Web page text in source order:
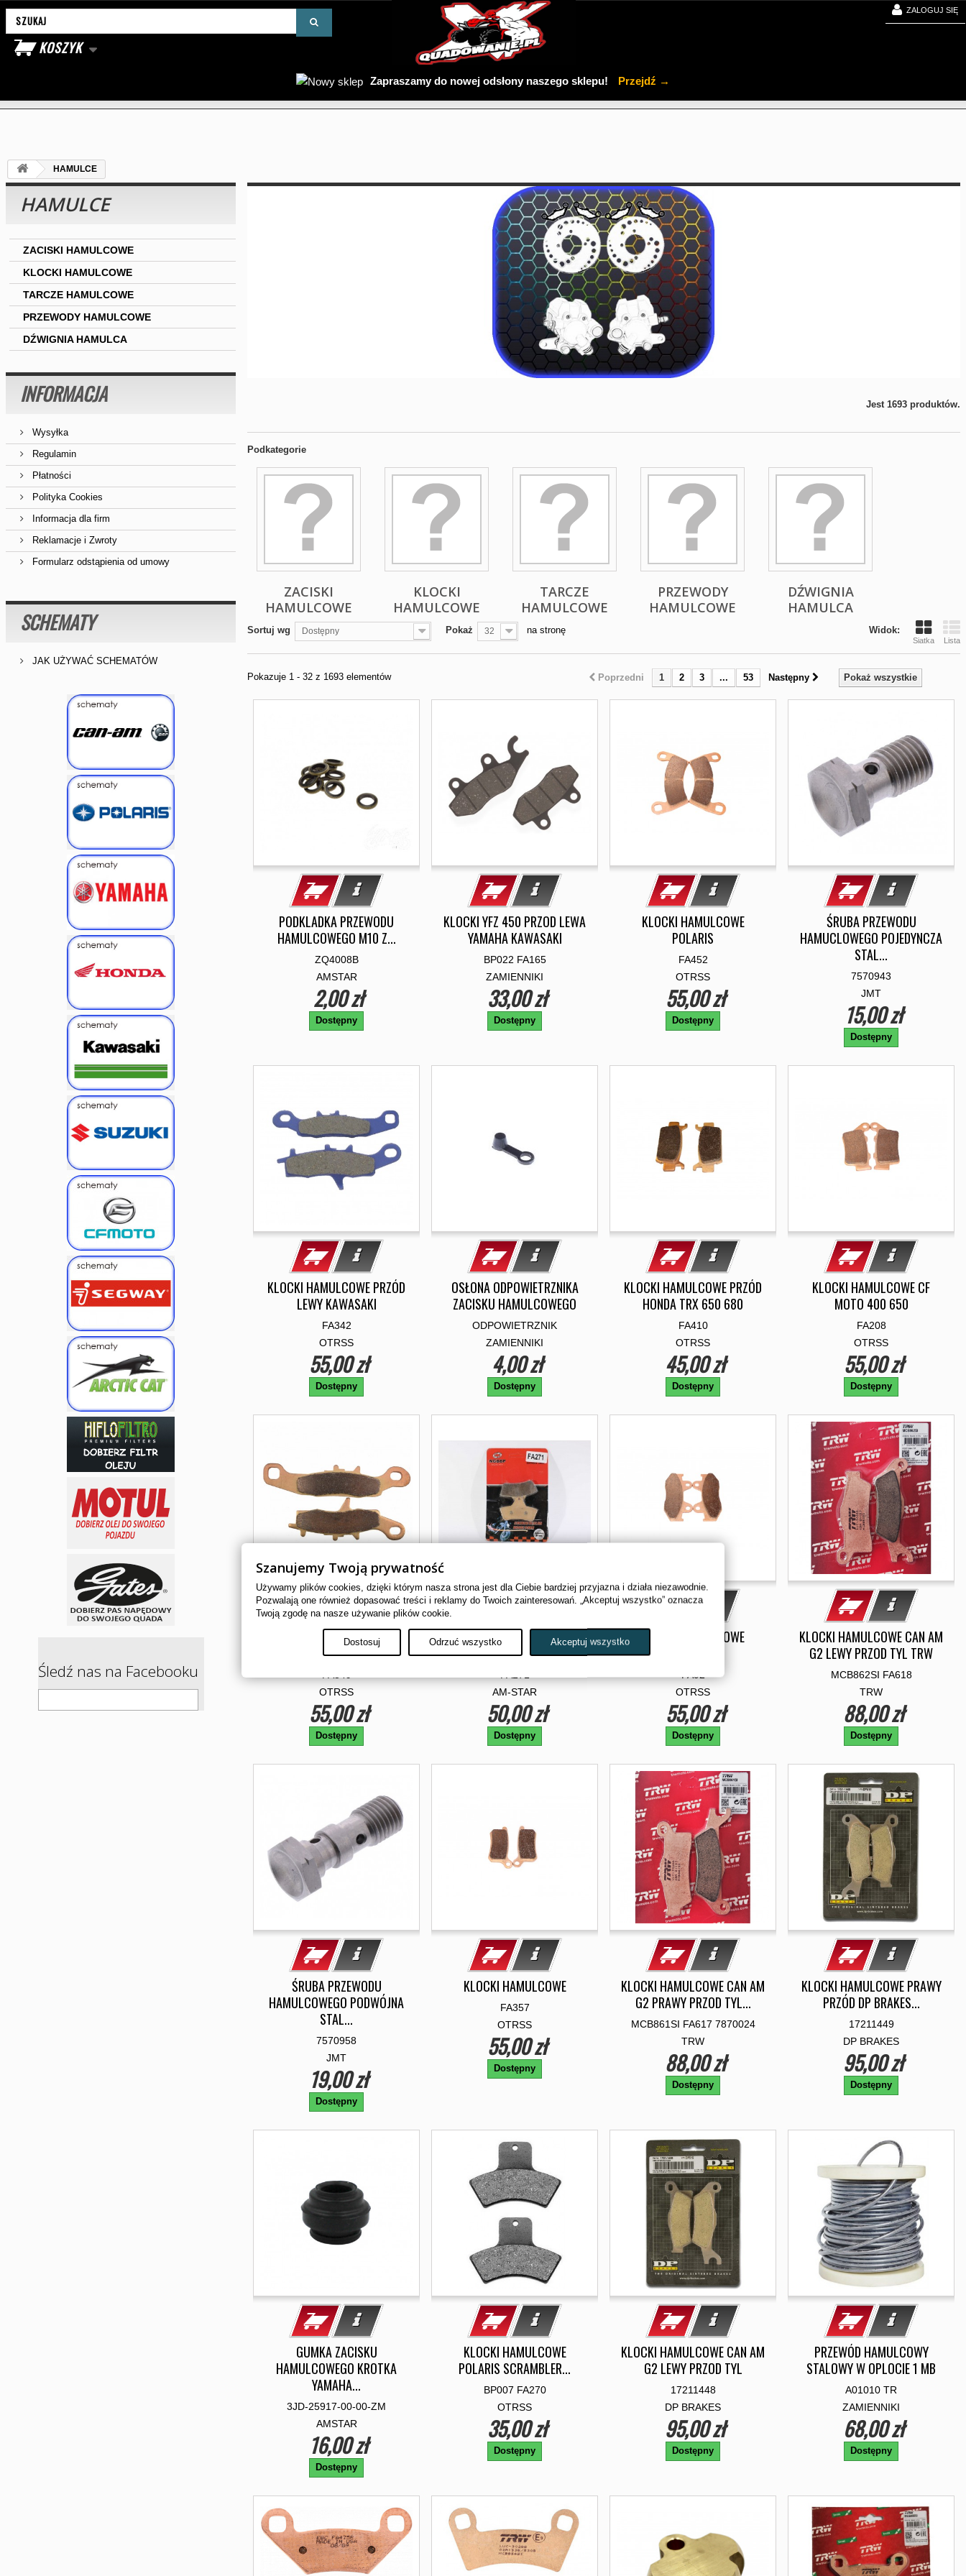
ZALOGUJ SIĘ
Zapraszamy do nowej odsłony naszego sklepu! Przejdź →
KOSZYK
Wyszukaj produkt
HAMULCE
HAMULCE
ZACISKI HAMULCOWE
KLOCKI HAMULCOWE
TARCZE HAMULCOWE
PRZEWODY HAMULCOWE
DŹWIGNIA HAMULCA
INFORMACJA
Wysyłka
Regulamin
Płatności
Polityka Cookies
Informacja dla firm
Reklamacje i Zwroty
Formularz odstąpienia od umowy
SCHEMATY
JAK UŻYWAĆ SCHEMATÓW
Śledź nas na Facebooku
Jest 1693 produktów.
Podkategorie
ZACISKI
HAMULCOWE
KLOCKI
HAMULCOWE
TARCZE
HAMULCOWE
PRZEWODY
HAMULCOWE
DŹWIGNIA
HAMULCA
Widok:
Siatka Lista
Sortuj wg Dostępny Pokaż 32 na stronę
Pokaż wszystkie
Poprzedni 1 2 3 ... 53 Następny
Pokazuje 1 - 32 z 1693 elementów
PODKLADKA PRZEWODU
HAMULCOWEGO M10 Z...
ZQ4008B
AMSTAR
2,00 zł
Dostępny
KLOCKI YFZ 450 PRZOD LEWA
YAMAHA KAWASAKI
BP022 FA165
ZAMIENNIKI
33,00 zł
Dostępny
KLOCKI HAMULCOWE
POLARIS
FA452
OTRSS
55,00 zł
Dostępny
ŚRUBA PRZEWODU
HAMUCLOWEGO POJEDYNCZA
STAL...
7570943
JMT
15,00 zł
Dostępny
KLOCKI HAMULCOWE PRZÓD
LEWY KAWASAKI
FA342
OTRSS
55,00 zł
Dostępny
OSŁONA ODPOWIETRZNIKA
ZACISKU HAMULCOWEGO
ODPOWIETRZNIK
ZAMIENNIKI
4,00 zł
Dostępny
KLOCKI HAMULCOWE PRZÓD
HONDA TRX 650 680
FA410
OTRSS
45,00 zł
Dostępny
KLOCKI HAMULCOWE CF
MOTO 400 650
FA208
OTRSS
55,00 zł
Dostępny
KLOCKI HAMULCOWE PRZÓD
PRAWY KAWASAKI KFX KVF
OTRSS
55,00 zł
Dostępny
KLOCKI HAMULCOWE ARCTIC
CAT
AM-STAR
50,00 zł
Dostępny
KLOCKI HAMULCOWE
FA92
OTRSS
55,00 zł
Dostępny
KLOCKI HAMULCOWE CAN AM
G2 LEWY PRZOD TYL TRW
MCB862SI FA618
TRW
88,00 zł
Dostępny
ŚRUBA PRZEWODU
HAMULCOWEGO PODWÓJNA
STAL...
7570958
JMT
19,00 zł
Dostępny
KLOCKI HAMULCOWE
FA357
OTRSS
55,00 zł
Dostępny
KLOCKI HAMULCOWE CAN AM
G2 PRAWY PRZOD TYL...
MCB861SI FA617 7870024
TRW
88,00 zł
Dostępny
KLOCKI HAMULCOWE PRAWY
PRZÓD DP BRAKES...
17211449
DP BRAKES
95,00 zł
Dostępny
GUMKA ZACISKU
HAMULCOWEGO KROTKA
YAMAHA...
3JD-25917-00-00-ZM
AMSTAR
16,00 zł
Dostępny
KLOCKI HAMULCOWE
POLARIS SCRAMBLER...
BP007 FA270
OTRSS
35,00 zł
Dostępny
KLOCKI HAMULCOWE CAN AM
G2 LEWY PRZOD TYL
17211448
DP BRAKES
95,00 zł
Dostępny
PRZEWÓD HAMULCOWY
STALOWY W OPLOCIE 1 MB
A01010 TR
ZAMIENNIKI
68,00 zł
Dostępny
Szanujemy Twoją prywatność
Używamy plików cookies, dzięki którym nasza strona jest dla Ciebie bardziej przyjazna i działa niezawodnie.
Pozwalają one również dopasować treści i reklamy do Twoich zainteresowań. „Akceptuj wszystko” oznacza
Twoją zgodę na nasze używanie plików cookie.
Dostosuj Odrzuć wszystko Akceptuj wszystko